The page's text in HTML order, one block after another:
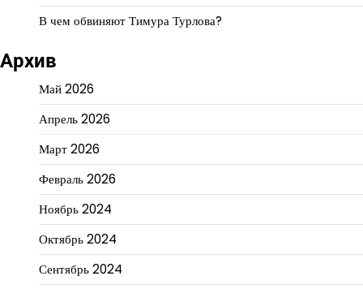
В чем обвиняют Тимура Турлова?
Архив
Май 2026
Апрель 2026
Март 2026
Февраль 2026
Ноябрь 2024
Октябрь 2024
Сентябрь 2024